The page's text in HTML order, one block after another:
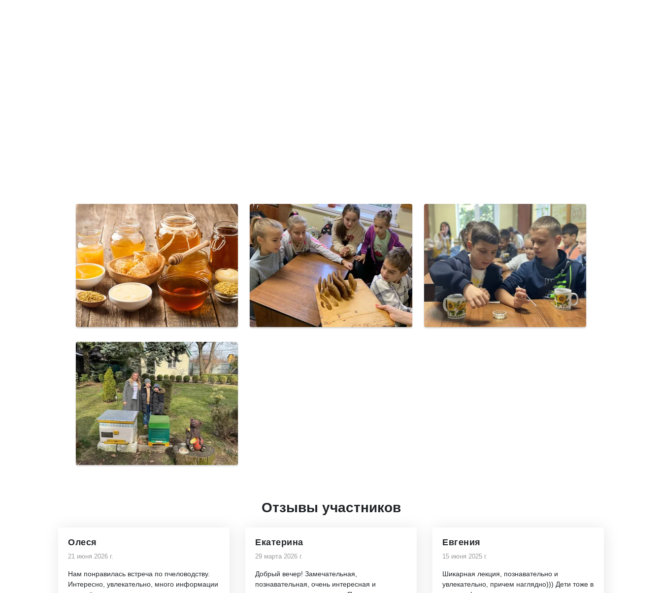
Отзывы участников
Олеся
21 июня 2026 г.
Нам понравилась встреча по пчеловодству.
Интересно, увлекательно, много информации
Екатерина
29 марта 2026 г.
Добрый вечер! Замечательная,
познавательная, очень интересная и
Евгения
15 июня 2025 г.
Шикарная лекция, познавательно и
увлекательно, причем наглядно))) Дети тоже в